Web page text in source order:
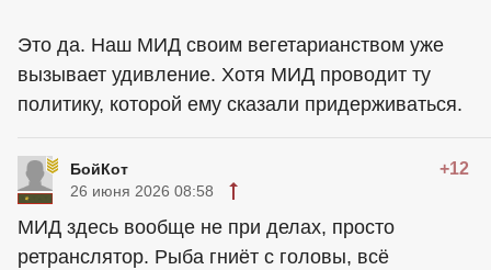
Это да. Наш МИД своим вегетарианством уже
вызывает удивление. Хотя МИД проводит ту
политику, которой ему сказали придерживаться.
БойКот +12
26 июня 2026 08:58
МИД здесь вообще не при делах, просто
ретранслятор. Рыба гниёт с головы, всё